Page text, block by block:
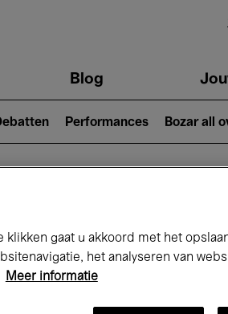
Blog
Performances Bozar all
bij Bozar
klikken gaat u akkoord met het
het analyseren van
Meer informatie